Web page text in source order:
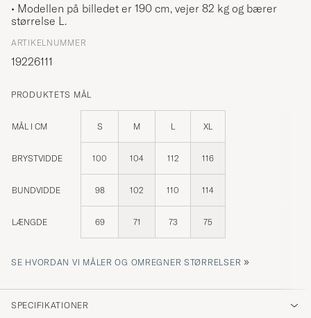
• Modellen på billedet er 190 cm, vejer 82 kg og bærer
størrelse L.
ARTIKELNUMMER
19226111
PRODUKTETS MÅL
MÅL I CM S M L XL
BRYSTVIDDE 100 104 112 116
BUNDVIDDE 98 102 110 114
LÆNGDE 69 71 73 75
SE HVORDAN VI MÅLER OG OMREGNER STØRRELSER »
SPECIFIKATIONER